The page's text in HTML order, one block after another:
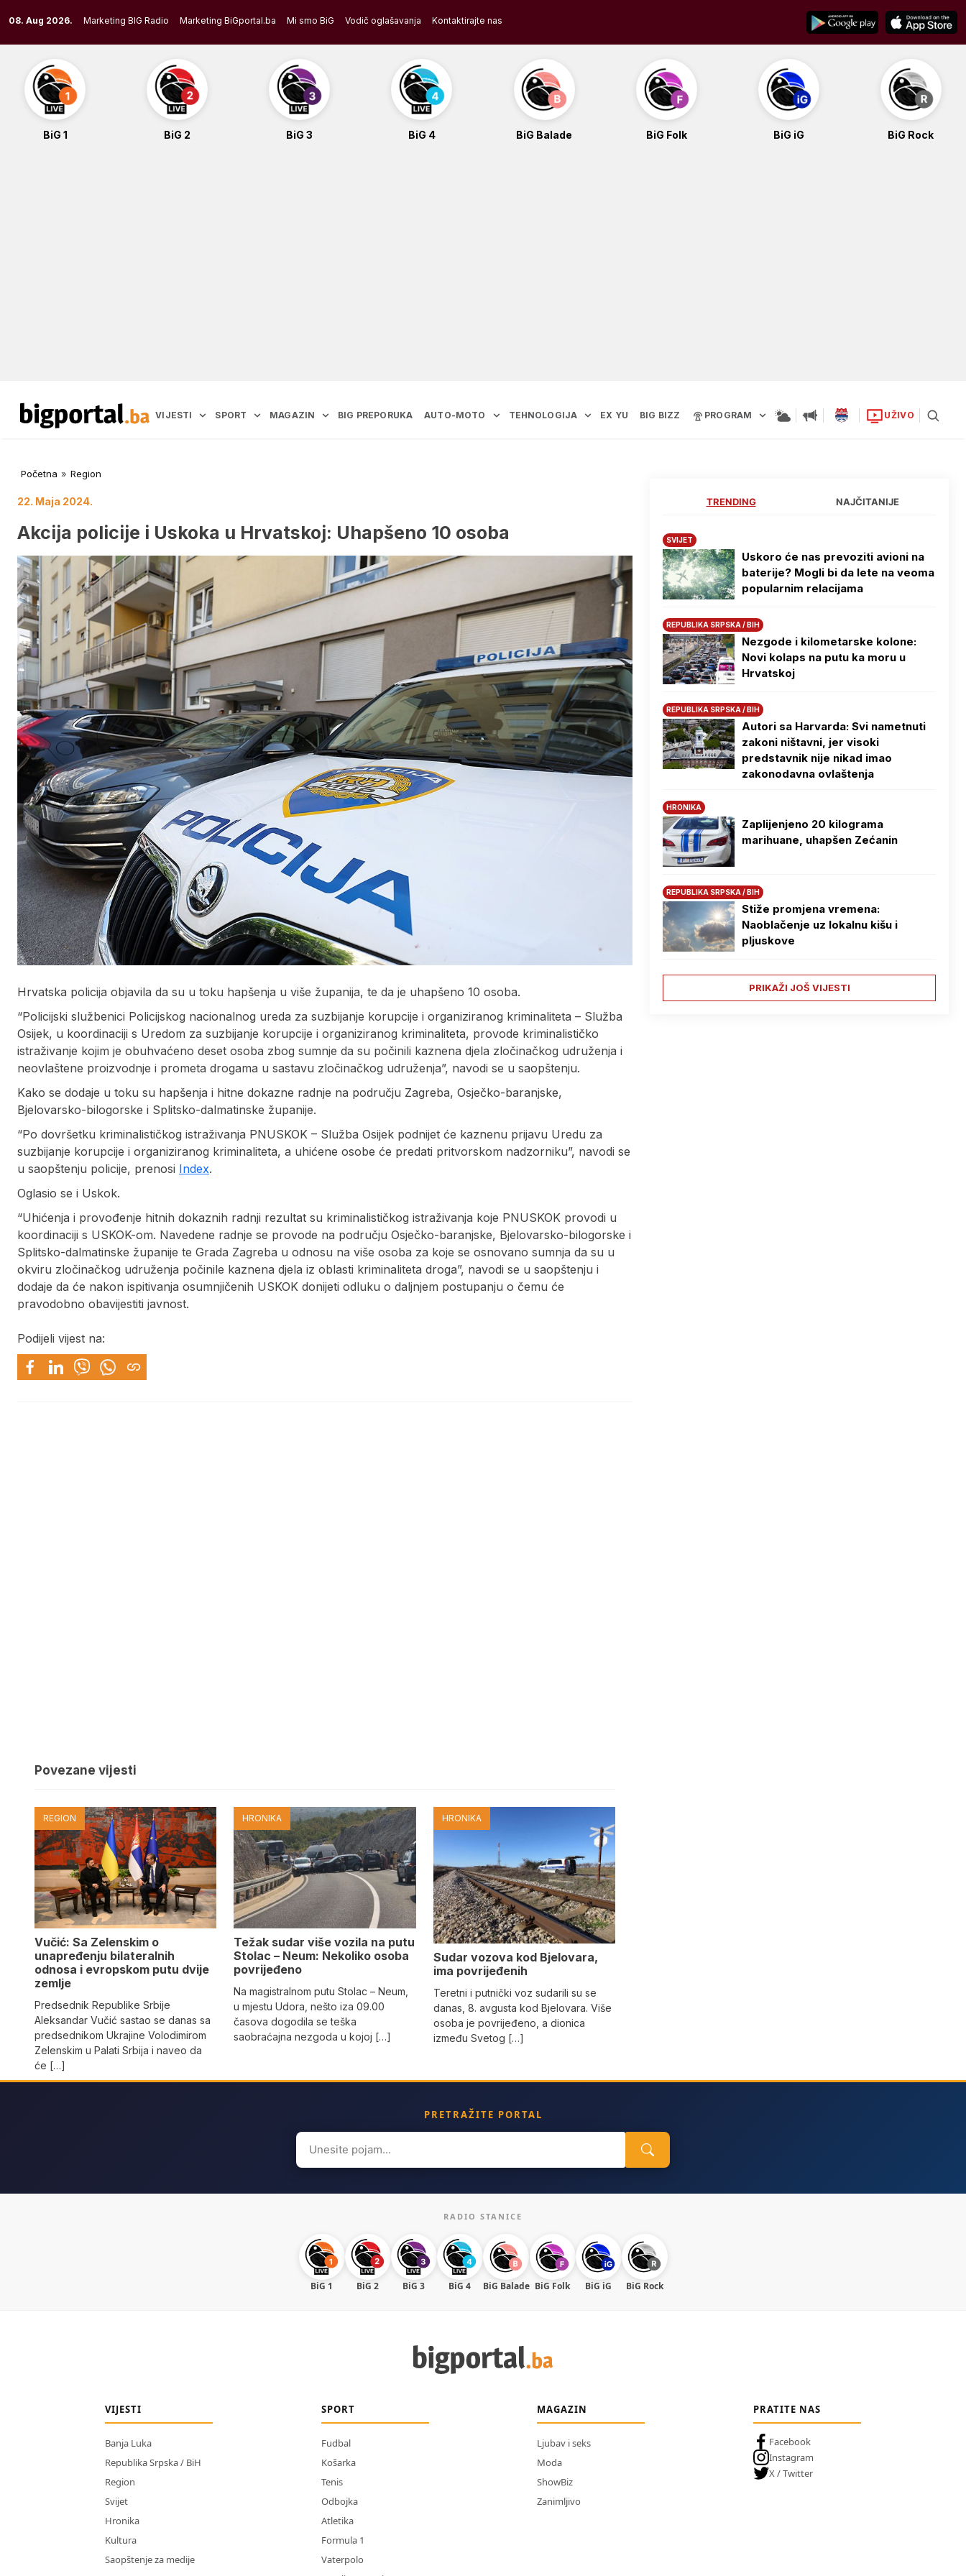
to
content
08. Aug 2026. Marketing BIG Radio Marketing BiGportal.ba Mi smo BiG Vodič oglašavanja Kontaktirajte nas
BiG 1 BiG 2 BiG 3 BiG 4 BiG Balade BiG Folk BiG iG BiG Rock
VIJESTI SPORT MAGAZIN BIG PREPORUKA AUTO-MOTO TEHNOLOGIJA EX YU BIG BIZZ PROGRAM UŽIVO
Početna » Region
22. Maja 2024.
Akcija policije i Uskoka u Hrvatskoj: Uhapšeno 10 osoba
Hrvatska policija objavila da su u toku hapšenja u više županija, te da je uhapšeno 10 osoba.
“Policijski službenici Policijskog nacionalnog ureda za suzbijanje korupcije i organiziranog kriminaliteta – Služba
Osijek, u koordinaciji s Uredom za suzbijanje korupcije i organiziranog kriminaliteta, provode kriminalističko
istraživanje kojim je obuhvaćeno deset osoba zbog sumnje da su počinili kaznena djela zločinačkog udruženja i
neovlaštene proizvodnje i prometa drogama u sastavu zločinačkog udruženja”, navodi se u saopštenju.
Kako se dodaje u toku su hapšenja i hitne dokazne radnje na području Zagreba, Osječko-baranjske,
Bjelovarsko-bilogorske i Splitsko-dalmatinske županije.
“Po dovršetku kriminalističkog istraživanja PNUSKOK – Služba Osijek podnijet će kaznenu prijavu Uredu za
suzbijanje korupcije i organiziranog kriminaliteta, a uhićene osobe će predati pritvorskom nadzorniku”, navodi se
u saopštenju policije, prenosi Index.
Oglasio se i Uskok.
“Uhićenja i provođenje hitnih dokaznih radnji rezultat su kriminalističkog istraživanja koje PNUSKOK provodi u
koordinaciji s USKOK-om. Navedene radnje se provode na području Osječko-baranjske, Bjelovarsko-bilogorske i
Splitsko-dalmatinske županije te Grada Zagreba u odnosu na više osoba za koje se osnovano sumnja da su u
okviru zločinačkog udruženja počinile kaznena djela iz oblasti kriminaliteta droga”, navodi se u saopštenju i
dodaje da će nakon ispitivanja osumnjičenih USKOK donijeti odluku o daljnjem postupanju o čemu će
pravodobno obavijestiti javnost.
Podijeli vijest na:
Povezane vijesti
REGION
Vučić: Sa Zelenskim o
unapređenju bilateralnih
odnosa i evropskom putu dvije
zemlje
Predsednik Republike Srbije
Aleksandar Vučić sastao se danas sa
predsednikom Ukrajine Volodimirom
Zelenskim u Palati Srbija i naveo da
će […]
HRONIKA
Težak sudar više vozila na putu
Stolac – Neum: Nekoliko osoba
povrijeđeno
Na magistralnom putu Stolac – Neum,
u mjestu Udora, nešto iza 09.00
časova dogodila se teška
saobraćajna nezgoda u kojoj […]
HRONIKA
Sudar vozova kod Bjelovara,
ima povrijeđenih
Teretni i putnički voz sudarili su se
danas, 8. avgusta kod Bjelovara. Više
osoba je povrijeđeno, a dionica
između Svetog […]
TRENDING NAJČITANIJE
SVIJET
Uskoro će nas prevoziti avioni na
baterije? Mogli bi da lete na veoma
popularnim relacijama
REPUBLIKA SRPSKA / BIH
Nezgode i kilometarske kolone:
Novi kolaps na putu ka moru u
Hrvatskoj
REPUBLIKA SRPSKA / BIH
Autori sa Harvarda: Svi nametnuti
zakoni ništavni, jer visoki
predstavnik nije nikad imao
zakonodavna ovlaštenja
HRONIKA
Zaplijenjeno 20 kilograma
marihuane, uhapšen Zećanin
REPUBLIKA SRPSKA / BIH
Stiže promjena vremena:
Naoblačenje uz lokalnu kišu i
pljuskove
PRIKAŽI JOŠ VIJESTI
PRETRAŽITE PORTAL
Search
for:
RADIO STANICE
BiG 1 BiG 2 BiG 3 BiG 4 BiG Balade BiG Folk BiG iG BiG Rock
VIJESTI
Banja Luka
Republika Srpska / BiH
Region
Svijet
Hronika
Kultura
Saopštenje za medije
SPORT
Fudbal
Košarka
Tenis
Odbojka
Atletika
Formula 1
Vaterpolo
MAGAZIN
Ljubav i seks
Moda
ShowBiz
Zanimljivo
PRATITE NAS
Facebook
Instagram
X / Twitter